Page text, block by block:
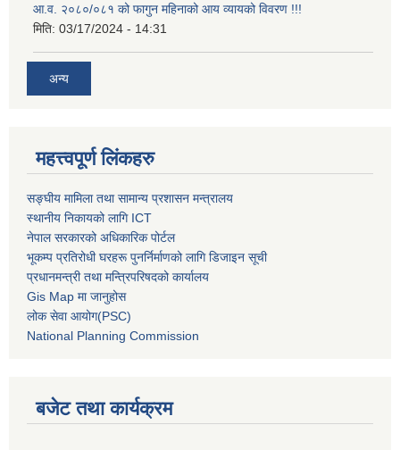
आ.व. २०८०/०८१ को फागुन महिनाको आय व्यायको विवरण !!!
मिति: 03/17/2024 - 14:31
अन्य
महत्त्वपूर्ण लिंकहरु
सङ्घीय मामिला तथा सामान्य प्रशासन मन्त्रालय
स्थानीय निकायको लागि ICT
नेपाल सरकारको अधिकारिक पोर्टल
भूकम्प प्रतिरोधी घरहरू पुनर्निर्माणको लागि डिजाइन सूची
प्रधानमन्त्री तथा मन्त्रिपरिषदको कार्यालय
Gis Map मा जानुहोस
लोक सेवा आयोग(PSC)
National Planning Commission
बजेट तथा कार्यक्रम